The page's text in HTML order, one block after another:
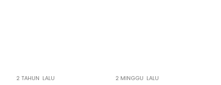
2 TAHUN LALU 2 MINGGU LALU